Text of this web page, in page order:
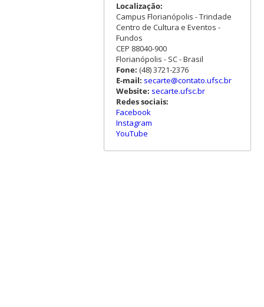
Localização:
Campus Florianópolis - Trindade
Centro de Cultura e Eventos -
Fundos
CEP 88040-900
Florianópolis - SC - Brasil
Fone: (48) 3721-2376
E-mail: secarte@contato.ufsc.br
Website: secarte.ufsc.br
Redes sociais:
Facebook
Instagram
YouTube